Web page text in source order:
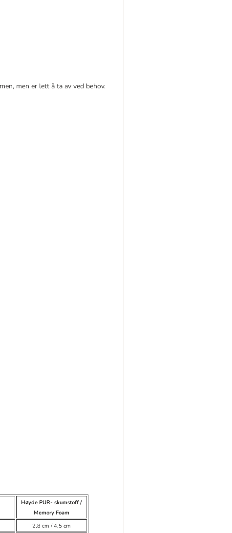
men er lett å ta av ved behov.
Høyde PUR- skumstoff /
Memory Foam
2,8 cm / 4,5 cm